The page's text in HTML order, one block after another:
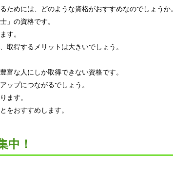
ためには、どのような資格がおすすめなのでしょうか。
」の資格です。
す。
取得するメリットは大きいでしょう。
富な人にしか取得できない資格です。
ップにつながるでしょう。
ます。
をおすすめします。
中！